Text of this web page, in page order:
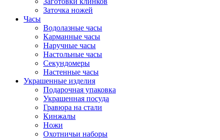
Заточка ножей
Часы
Водолазные часы
Карманные часы
Наручные часы
Настольные часы
Секундомеры
Настенные часы
Украшенные изделия
Подарочная упаковка
Украшенная посуда
Гравюра на стали
Кинжалы
Ножи
Охотничьи наборы